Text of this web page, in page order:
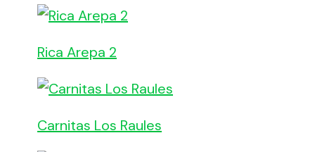
Rica Arepa 2
Carnitas Los Raules